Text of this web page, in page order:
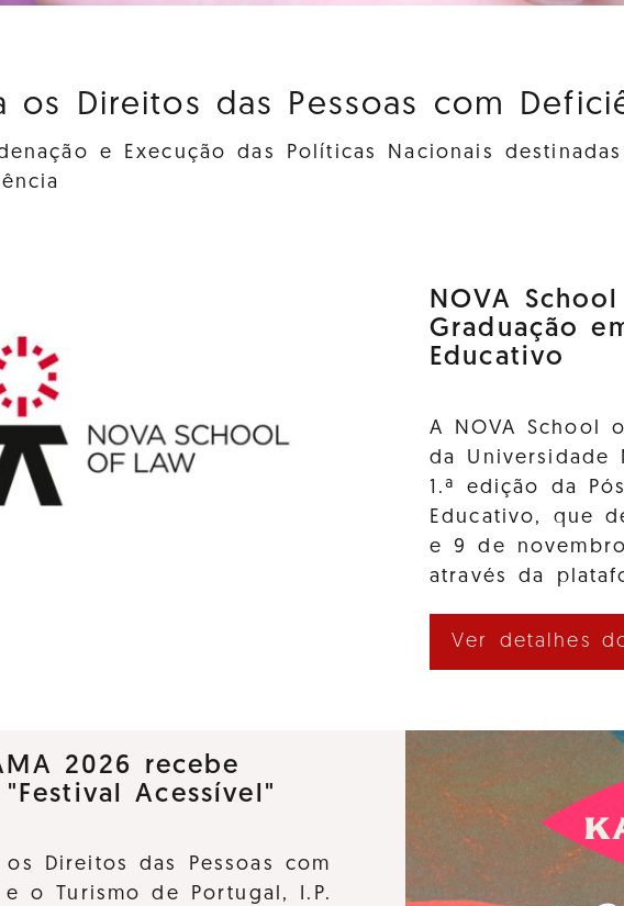
os Direitos das Pessoas com
e Execução das Políticas Nacionais
NOVA
Graduação
Educativo
A NOVA School
da Universidade
1.ª edição da
Educativo, que
e 9 de
através da
Ver detalhes
2026 recebe
Acessível"
Direitos das Pessoas com
e o Turismo de Portugal, I.P.